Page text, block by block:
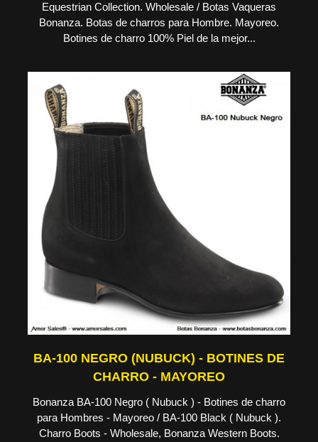
Equestrian Collection. Wholesale / Botas Vaqueras
Bonanza. Botas de charros para Hombre. Mayoreo.
Botines de charro 100% Piel de la mejor...
BA-100 NEGRO (NUBUCK) - BOTINES DE
CHARRO - MAYOREO
Bonanza BA-100 Negro ( Nubuck ) - Botines de charro
para Hombres - Mayoreo / BA-100 Black ( Nubuck ).
Charro Boots - Wholesale, Bonanza Western Boots.